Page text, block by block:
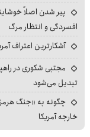
پیر شدن اصلاً
افسردگی و انتظار مرگ
آشکارترین اعتراف
مجتبی شکوری در
تبدیل می‌شود
چگونه به «جنگ
خارجه آمریکا